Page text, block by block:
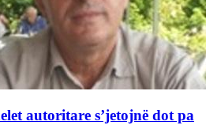
autoritare s’jetojnë dot pa